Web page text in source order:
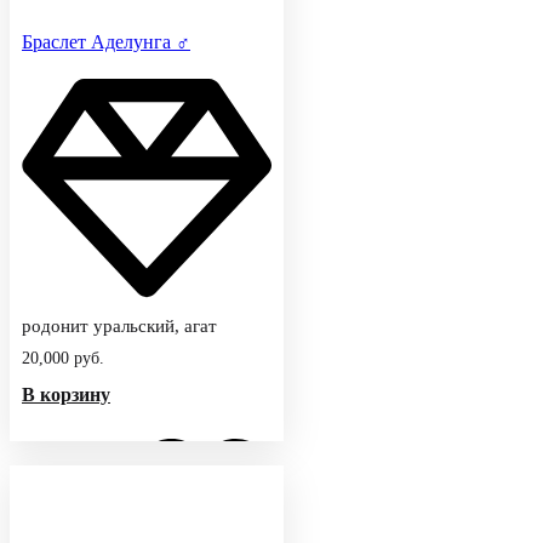
Браслет Аделунга ♂
родонит уральский, агат
20,000 руб.
В корзину